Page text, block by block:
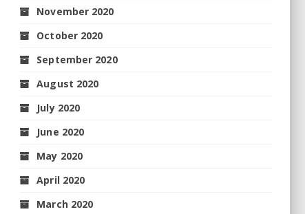
November 2020
October 2020
September 2020
August 2020
July 2020
June 2020
May 2020
April 2020
March 2020